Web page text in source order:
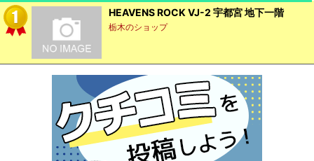
HEAVENS ROCK VJ-2 宇都宮 地下一階
栃木のショップ